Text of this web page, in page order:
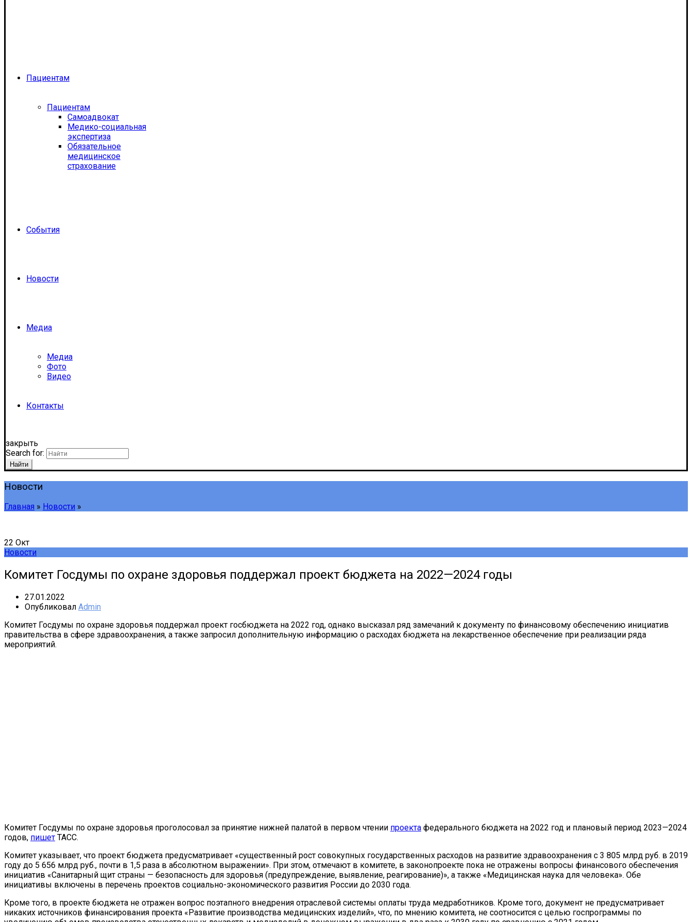
Пациентам
Пациентам
Самоадвокат
Медико-социальная
экспертиза
Обязательное
медицинское
страхование
События
Новости
Медиа
Медиа
Фото
Видео
Контакты
закрыть
Search for:
Найти
Новости
Главная » Новости »
22 Окт
Новости
Комитет Госдумы по охране здоровья поддержал проект бюджета на 2022—2024 годы
27.01.2022
Опубликовал Admin
Комитет Госдумы по охране здоровья поддержал проект госбюджета на 2022 год, однако высказал ряд замечаний к документу по финансовому обеспечению инициатив
правительства в сфере здравоохранения, а также запросил дополнительную информацию о расходах бюджета на лекарственное обеспечение при реализации ряда
мероприятий.
Комитет Госдумы по охране здоровья проголосовал за принятие нижней палатой в первом чтении проекта федерального бюджета на 2022 год и плановый период 2023—2024
годов, пишет ТАСС.
Комитет указывает, что проект бюджета предусматривает «существенный рост совокупных государственных расходов на развитие здравоохранения с 3 805 млрд руб. в 2019
году до 5 656 млрд руб., почти в 1,5 раза в абсолютном выражении». При этом, отмечают в комитете, в законопроекте пока не отражены вопросы финансового обеспечения
инициатив «Санитарный щит страны — безопасность для здоровья (предупреждение, выявление, реагирование)», а также «Медицинская наука для человека». Обе
инициативы включены в перечень проектов социально-экономического развития России до 2030 года.
Кроме того, в проекте бюджета не отражен вопрос поэтапного внедрения отраслевой системы оплаты труда медработников. Кроме того, документ не предусматривает
никаких источников финансирования проекта «Развитие производства медицинских изделий», что, по мнению комитета, не соотносится с целью госпрограммы по